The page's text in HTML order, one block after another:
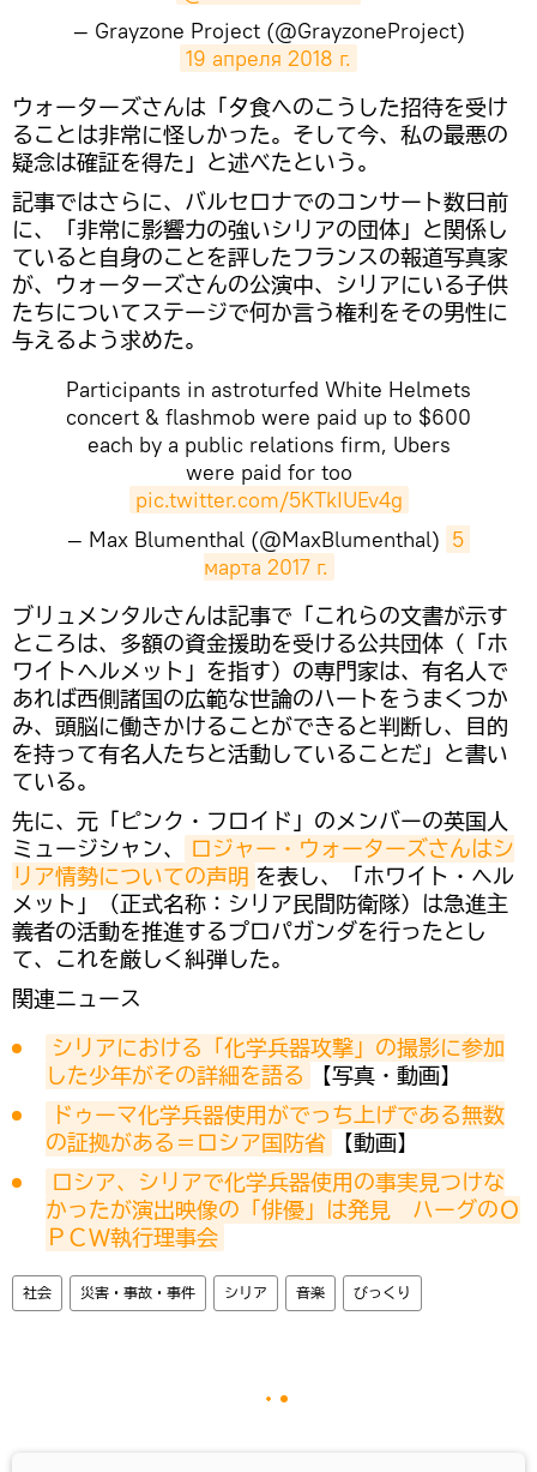
— Grayzone Project (@GrayzoneProject)
19 апреля 2018 г.
ウォーターズさんは「夕食へのこうした招待を受け
ることは非常に怪しかった。そして今、私の最悪の
疑念は確証を得た」と述べたという。
記事ではさらに、バルセロナでのコンサート数日前
に、「非常に影響力の強いシリアの団体」と関係し
ていると自身のことを評したフランスの報道写真家
が、ウォーターズさんの公演中、シリアにいる子供
たちについてステージで何か言う権利をその男性に
与えるよう求めた。
Participants in astroturfed White Helmets
concert & flashmob were paid up to $600
each by a public relations firm, Ubers
were paid for too
pic.twitter.com/5KTkIUEv4g
— Max Blumenthal (@MaxBlumenthal) 5
марта 2017 г.
ブリュメンタルさんは記事で「これらの文書が示す
ところは、多額の資金援助を受ける公共団体（「ホ
ワイトヘルメット」を指す）の専門家は、有名人で
あれば西側諸国の広範な世論のハートをうまくつか
み、頭脳に働きかけることができると判断し、目的
を持って有名人たちと活動していることだ」と書い
ている。
先に、元「ピンク・フロイド」のメンバーの英国人
ミュージシャン、
ロジャー・ウォーターズさんはシ
リア情勢についての声明 を表し、「ホワイト・ヘル
メット」（正式名称：シリア民間防衛隊）は急進主
義者の活動を推進するプロパガンダを行ったとし
て、これを厳しく糾弾した。
関連ニュース
シリアにおける「化学兵器攻撃」の撮影に参加
した少年がその詳細を語る
【写真・動画】
ドゥーマ化学兵器使用がでっち上げである無数
の証拠がある＝ロシア国防省
【動画】
ロシア、シリアで化学兵器使用の事実見つけな
かったが演出映像の「俳優」は発見　ハーグのＯ
ＰＣＷ執行理事会
社会 災害・事故・事件 シリア 音楽 びっくり